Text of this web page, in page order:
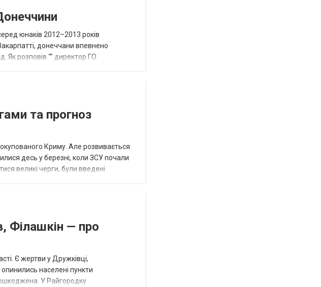
юнаків 2012–2013 років
донеччани впевнено
Як розповів “” директор ГО
та прогноз
Криму. Але розвивається
десь у березні, коли ЗСУ почали
великі черги, були введені
Філашкін — про
Є жертви у Дружківці,
населені пункти
У Райгородку